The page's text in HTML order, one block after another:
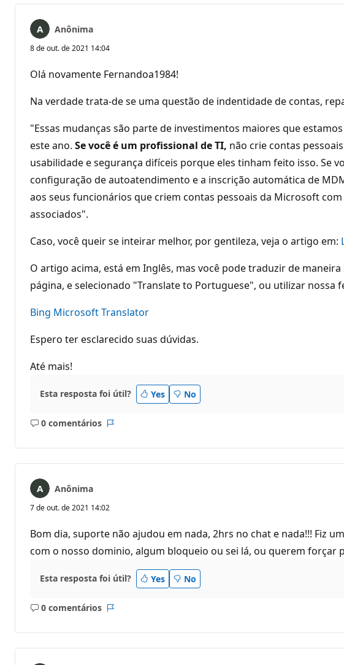
Anônima
8 de out. de 2021 14:04
Olá novamente Fernandoa1984!
Na verdade trata-de se uma questão de indentidade de contas,
"Essas mudanças são parte de investimentos maiores que
este ano. Se você é um profissional de TI, não crie contas
usabilidade e segurança difíceis porque eles tinham feito isso. Se
configuração de autoatendimento e a inscrição automática de
aos seus funcionários que criem contas pessoais da Microsoft
associados".
Caso, você queir se inteirar melhor, por gentileza, veja o artigo em:
O artigo acima, está em Inglês, mas você pode traduzir de
página, e selecionado "Translate to Portuguese", ou utilizar nossa
Bing Microsoft Translator
Espero ter esclarecido suas dúvidas.
Até mais!
Esta resposta foi útil? Yes No
0 comentários
Sem
Anônima
7 de out. de 2021 14:02
Bom dia, suporte não ajudou em nada, 2hrs no chat e nada!!! Fiz
com o nosso dominio, algum bloqueio ou sei lá, ou querem forçar
Esta resposta foi útil? Yes No
0 comentários
Sem